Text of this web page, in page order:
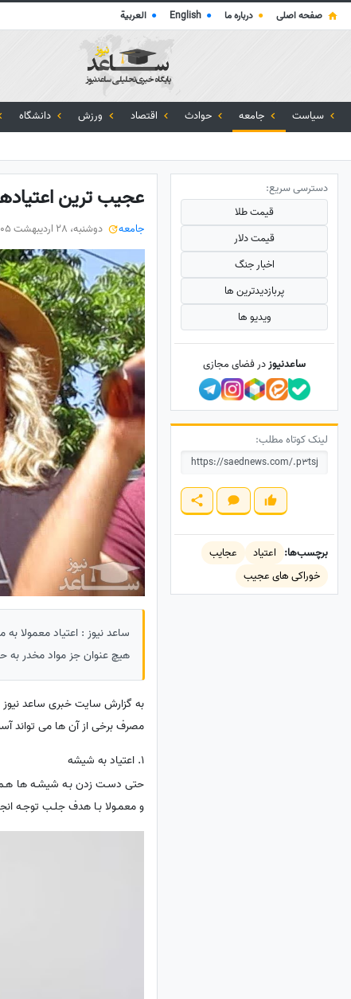
صفحه اصلی ● درباره ما ●
English
● العربية
سیاست جامعه حوادث اقتصاد ورزش دانشگاه
عجیب ترین
جامعه دوشنبه، 28 اردیبهشت 1405
ساعد نیوز : اعتیاد معمولا
هیچ عنوان جز مواد مخدر به
به گزارش سایت خبری ساعد نیوز
مصرف برخی از آن ها می تواند
1. اعتیاد به شیشه
حتی دسـت زدن بـه شیشـه ها هـم
و معمـولا بـا هدف جلـب توجـه
دسترسی سریع:
قیمت طلا
قیمت دلار
اخبار جنگ
پربازدید‌ترین ها
ویدیو ها
ساعدنیوزدر فضای مجازی
لینک کوتاه مطلب:
برچسب‌ها: اعتیاد
عجایب
خوراکی های عجیب